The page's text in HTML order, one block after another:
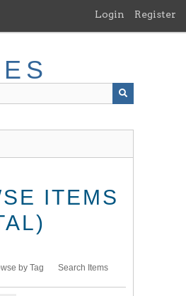
Login Register
ITEMS
by Tag Search Items